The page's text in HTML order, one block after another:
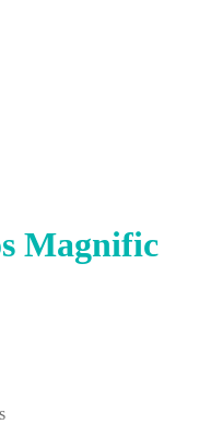
Magnific